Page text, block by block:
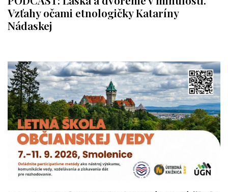
Vzťahy očami etnologičky Kataríny
Nádaskej